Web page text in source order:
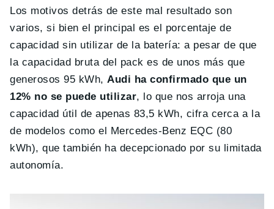
Los motivos detrás de este mal resultado son
varios, si bien el principal es el porcentaje de
capacidad sin utilizar de la batería: a pesar de que
la capacidad bruta del pack es de unos más que
generosos 95 kWh,Audi ha confirmado que un
12% no se puede utilizar, lo que nos arroja una
capacidad útil de apenas 83,5 kWh, cifra cerca a la
de modelos como el Mercedes-Benz EQC (80
kWh), que también ha decepcionado por su limitada
autonomía.